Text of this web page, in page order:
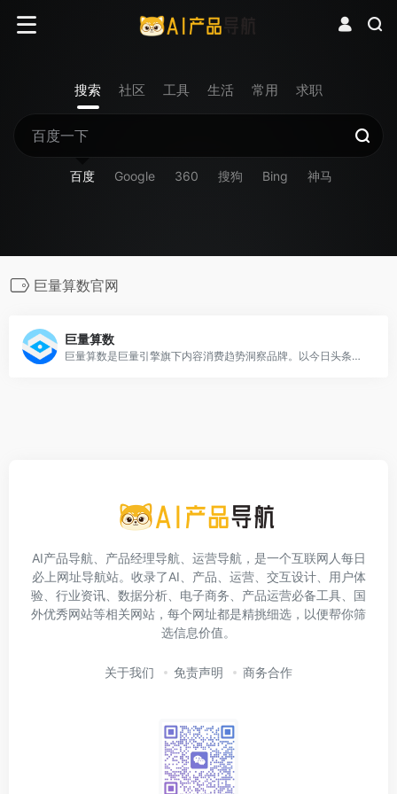
搜索 社区 工具 生活 常用 求职
百度 Google 360 搜狗 Bing 神马
巨量算数官网
巨量算数
巨量算数是巨量引擎旗下内容消费趋势洞察品牌。以今日头条、抖音、西瓜视频等内容消费场景为依托，巨量算数官网输出内容趋势、产业研究、广告策略等前沿的洞察与观点，同时，开放算数指数、算数榜单等营销分析工具，满足企业、营销从业者、创作者等数据洞察需求。
AI产品导航、产品经理导航、运营导航，是一个互联网人每日
必上网址导航站。收录了AI、产品、运营、交互设计、用户体
验、行业资讯、数据分析、电子商务、产品运营必备工具、国
外优秀网站等相关网站，每个网址都是精挑细选，以便帮你筛
选信息价值。
关于我们 免责声明 商务合作